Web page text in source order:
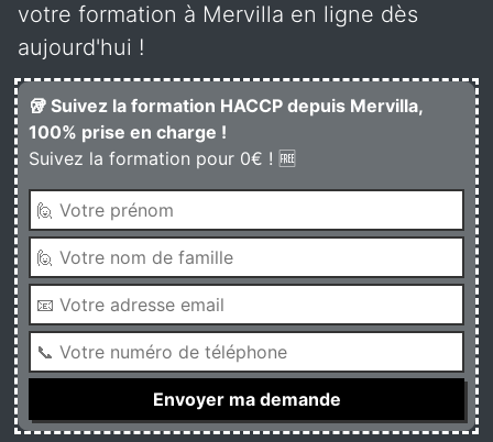
votre formation à Mervilla en ligne dès
aujourd'hui !
🥡 Suivez la formation HACCP depuis Mervilla,
100% prise en charge !
Suivez la formation pour 0€ ! 🆓